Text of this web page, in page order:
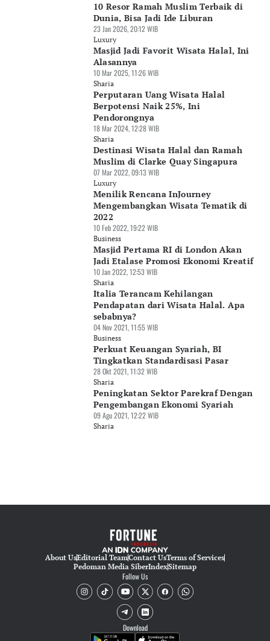
10 Resor Ramah Muslim Terbaik di
Dunia, Bisa Jadi Ide Liburan
23 Jan 2026, 20:12 WIB
Luxury
Masjid Jadi Favorit Wisata Halal, Ini
Alasannya
10 Mar 2025, 11:26 WIB
Sharia
Perputaran Uang Wisata Halal
Berpotensi Naik 25%, Ini
Pendorongnya
18 Mar 2024, 12:28 WIB
Sharia
Destinasi Wisata Halal dan Ramah
Muslim di Clarke Quay Singapura
07 Mar 2022, 09:13 WIB
Luxury
Menilik Rencana InJourney
Mengembangkan Wisata Tematik di
2022
10 Feb 2022, 19:22 WIB
Business
Masjid Pertama RI di London Akan
Jadi Etalase Promosi Ekonomi Kreatif
10 Jan 2022, 12:53 WIB
Sharia
Italia Terancam Kehilangan
Pendapatan dari Wisata Halal. Apa
sebabnya?
04 Nov 2021, 11:55 WIB
Business
Perkuat Keuangan Syariah, BI
Tingkatkan Standardisasi Pasar
28 Okt 2021, 11:32 WIB
Sharia
Peningkatan Sektor Parekraf Dengan
Pengembangan Ekonomi Syariah
09 Agu 2021, 12:22 WIB
Sharia
About UsEditorial TeamContact UsTerms of Services
Pedoman Media SiberIndexSitemap
Follow Us
Download